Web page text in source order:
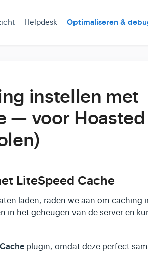
Helpdesk Optimaliseren &
instellen met
— voor Hoasted
LiteSpeed Cache
laden, raden we aan om caching
in het geheugen van de server en
plugin, omdat deze perfect